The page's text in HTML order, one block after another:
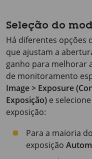
Seleção do
Há diferentes opções
que ajustam a
ganho para melhorar
de monitoramento
Image > Exposure
Exposição) e
exposição:
Para a maioria
exposição